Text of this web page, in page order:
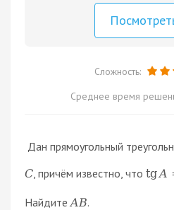
Сложность:
Среднее время
Дан прямоугольный
C , причём известно, что tgA
Найдите AB.